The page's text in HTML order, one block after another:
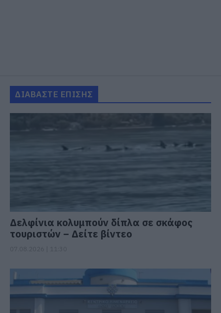
ΔΙΑΒΑΣΤΕ ΕΠΙΣΗΣ
Δελφίνια κολυμπούν δίπλα σε σκάφος
τουριστών – Δείτε βίντεο